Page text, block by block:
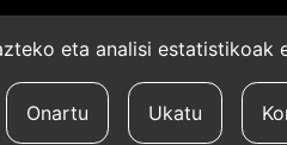
eta analisi
Onartu Ukatu